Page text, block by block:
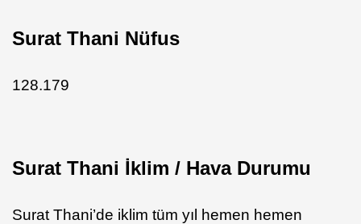
Surat Thani Nüfus
128.179
Surat Thani İklim / Hava Durumu
Surat Thani’de iklim tüm yıl hemen hemen